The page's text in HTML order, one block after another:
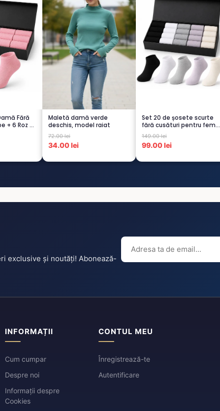
Fără
+ 6 Roz –
Maletă damă verde
deschis, model raiat
72.00 lei
34.00 lei
Set 20 de șosete scurte
fără cusături pentru femei
– 5...
149.00 lei
99.00 lei
exclusive și noutăți! Abonează-
INFORMAȚII
Cum cumpar
Despre noi
Informații despre
Cookies
CONTUL MEU
Înregistrează-te
Autentificare